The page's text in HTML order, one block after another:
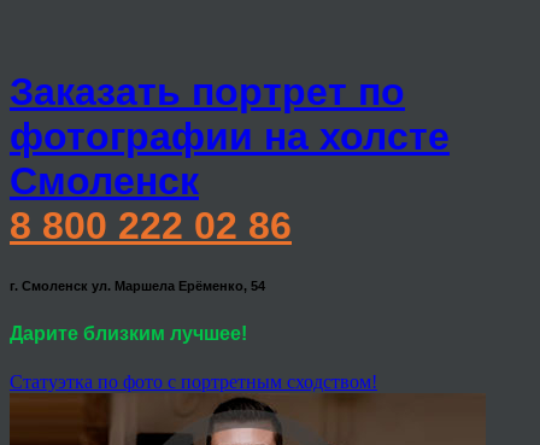
Заказать портрет по
фотографии на холсте
Смоленск
8 800 222 02 86
г. Смоленск ул. Маршела Ерёменко, 54
Дарите близким лучшее!
Статуэтка по фото с портретным сходством!